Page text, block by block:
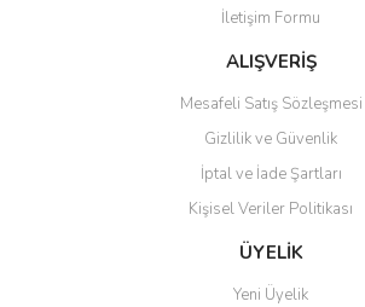
Ürün fiyatı diğer sitelerden daha pahalı.
Bu ürüne benzer farklı alternatifler olmalı.
Gönder
İletişim Formu
ALIŞVERİŞ
Mesafeli Satış Sözleşmesi
Gizlilik ve Güvenlik
İptal ve İade Şartları
Kişisel Veriler Politikası
ÜYELİK
Yeni Üyelik